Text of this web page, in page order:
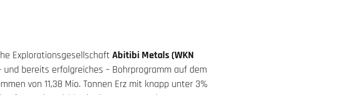
ExplorationsgesellschaftAbitibi Metals (WKN
bereits erfolgreiches – Bohrprogramm auf dem
von 11,38 Mio. Tonnen Erz mit knapp unter 3%